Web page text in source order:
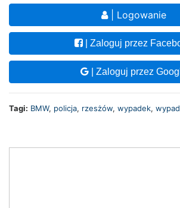
| Logowanie
| Zaloguj przez
| Zaloguj przez
Tagi: BMW, policja, rzesżów, wypadek,